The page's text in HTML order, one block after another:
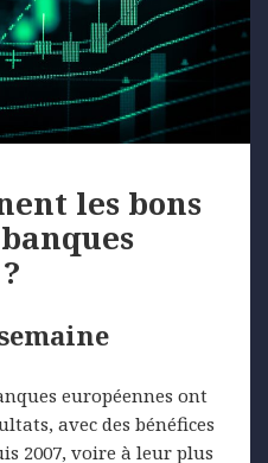
les bons
européennes ont
avec des bénéfices
2007, voire à leur plus